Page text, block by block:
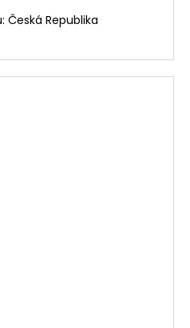
Česká Republika